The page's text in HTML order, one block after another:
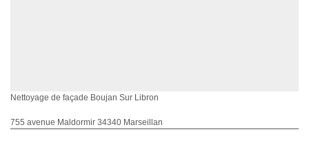
Nettoyage de façade Boujan Sur Libron
755 avenue Maldormir 34340 Marseillan